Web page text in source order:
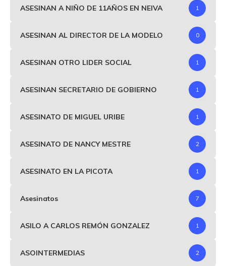
ASESINAN A NIÑO DE 11AÑOS EN NEIVA 1
ASESINAN AL DIRECTOR DE LA MODELO 0
ASESINAN OTRO LIDER SOCIAL 1
ASESINAN SECRETARIO DE GOBIERNO 1
ASESINATO DE MIGUEL URIBE 1
ASESINATO DE NANCY MESTRE 2
ASESINATO EN LA PICOTA 1
Asesinatos 7
ASILO A CARLOS REMÓN GONZALEZ 1
ASOINTERMEDIAS 2